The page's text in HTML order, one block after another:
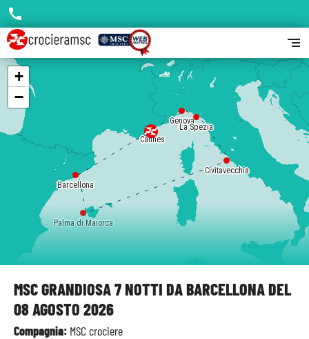
MSC GRANDIOSA 7 NOTTI DA BARCELLONA DEL
08 AGOSTO 2026
Compagnia: MSC crociere
Barcellona
Cannes
Genova
La Spezia
Civitavecchia
Palma di Maiorca
+
−
call
segment